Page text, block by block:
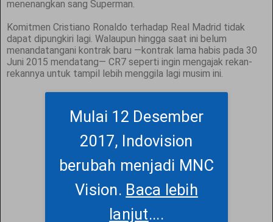
Mulai 12 Desember
2017, Indovision
berubah menjadi MNC
Vision. Baca lebih
lanjut....
menenangkan sang Superman.
Komitmen Cristiano Ronaldo terhadap Real Madrid tidak
dapat dipungkiri lagi. Walaupun hingga saat ini belum
menandatangani kontrak baru —kontrak lama habis pada 30
Juni 2015 mendatang— CR7 seperti ingin mengajak rekan-
rekannya untuk tampil lebih menggila lagi musim ini.